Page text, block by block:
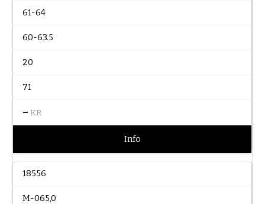
61-64
60-63.5
20
71
– KR
Info
18556
M-065,0